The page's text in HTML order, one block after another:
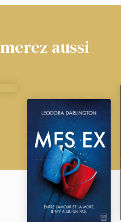
aussi